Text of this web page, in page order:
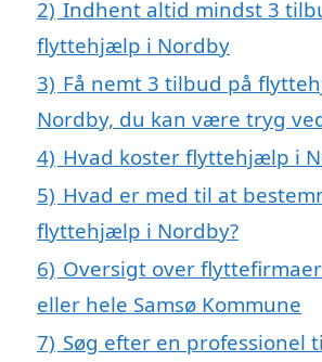
2) Indhent altid mindst 3
flyttehjælp i Nordby
3) Få nemt 3 tilbud på
Nordby, du kan være tryg
4) Hvad koster flyttehjælp i
5) Hvad er med til at
flyttehjælp i Nordby?
6) Oversigt over
eller hele Samsø Kommune
7) Søg efter en professionel